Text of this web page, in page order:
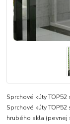
Sprchové kúty
Sprchové kúty
hrubého skla (pevnej